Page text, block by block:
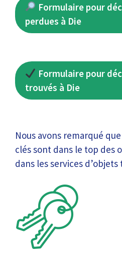
Formulaire pour
perdues à Die
Formulaire pour
trouvés à Die
Nous avons remarqué
clés sont dans le top des
dans les services d’objets